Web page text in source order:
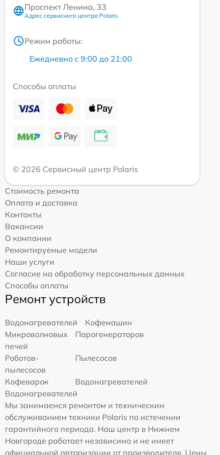
Проспект Ленина, 33
Адрес сервисного центра Polaris
Режим работы:
Ежедневно с 9:00 до 21:00
Способы оплаты
© 2026 Сервисный центр Polaris
Стоимость ремонта
Оплата и доставка
Контакты
Вакансии
О компании
Ремонтируемые модели
Наши услуги
Согласие на обработку персональных данных
Способы оплаты
Ремонт устройств
Водонагревателей
Кофемашин
Микроволновых
печей
Парогенераторов
Роботов-
пылесосов
Пылесосов
Кофеварок
Водонагревателей
Водонагревателей
Мы занимаемся ремонтом и техническим
обслуживанием техники Polaris по истечении
гарантийного периода. Наш центр в Нижнем
Новгороде работает независимо и не имеет
официальной авторизации от производителя. Цены